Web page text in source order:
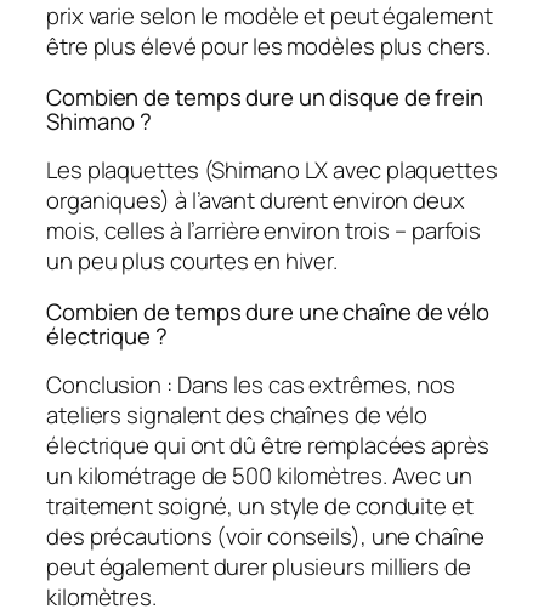
prix varie selon le modèle et peut également
être plus élevé pour les modèles plus chers.
Combien de temps dure un disque de frein
Shimano ?
Les plaquettes (Shimano LX avec plaquettes
organiques) à l’avant durent environ deux
mois, celles à l’arrière environ trois – parfois
un peu plus courtes en hiver.
Combien de temps dure une chaîne de vélo
électrique ?
Conclusion : Dans les cas extrêmes, nos
ateliers signalent des chaînes de vélo
électrique qui ont dû être remplacées après
un kilométrage de 500 kilomètres. Avec un
traitement soigné, un style de conduite et
des précautions (voir conseils), une chaîne
peut également durer plusieurs milliers de
kilomètres.